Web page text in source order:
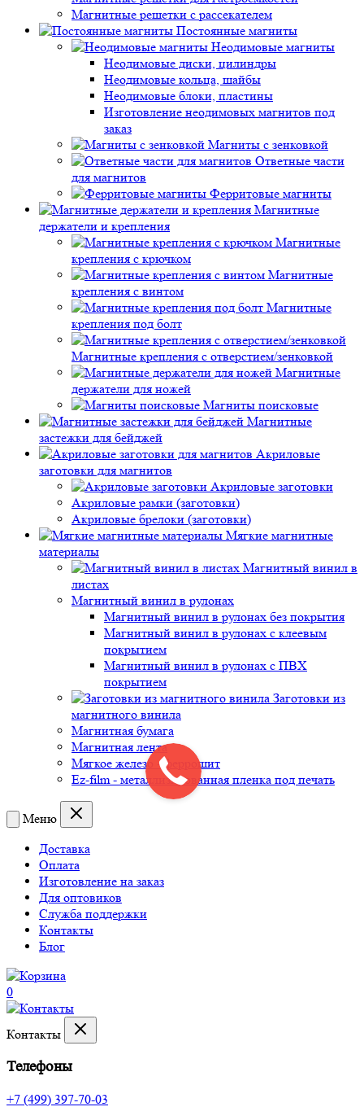
Магнитные решетки с рассекателем
Постоянные магниты
Неодимовые магниты
Неодимовые диски, цилиндры
Неодимовые кольца, шайбы
Неодимовые блоки, пластины
Изготовление неодимовых магнитов под
заказ
Магниты с зенковкой
Ответные части
для магнитов
Ферритовые магниты
Магнитные
держатели и крепления
Магнитные
крепления с крючком
Магнитные
крепления с винтом
Магнитные
крепления под болт
Магнитные крепления с отверстием/зенковкой
Магнитные
держатели для ножей
Магниты поисковые
Магнитные
застежки для бейджей
Акриловые
заготовки для магнитов
Акриловые заготовки
Акриловые рамки (заготовки)
Акриловые брелоки (заготовки)
Мягкие магнитные
материалы
Магнитный винил в
листах
Магнитный винил в рулонах
Магнитный винил в рулонах без покрытия
Магнитный винил в рулонах с клеевым
покрытием
Магнитный винил в рулонах с ПВХ
покрытием
Заготовки из
магнитного винила
Магнитная бумага
Магнитная лента
Мягкое железо - феррошит
Ez-film - металлизированная пленка под печать
Меню
Доставка
Оплата
Изготовление на заказ
Для оптовиков
Служба поддержки
Контакты
Блог
0
Контакты
Телефоны
+7 (499) 397-70-03